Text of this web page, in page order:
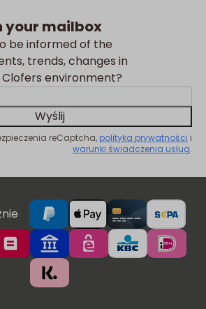
your mailbox
be informed of the
trends, changes in
environment?
Wyślij
reCaptcha, polityka prywatności i
warunki świadczenia usług.